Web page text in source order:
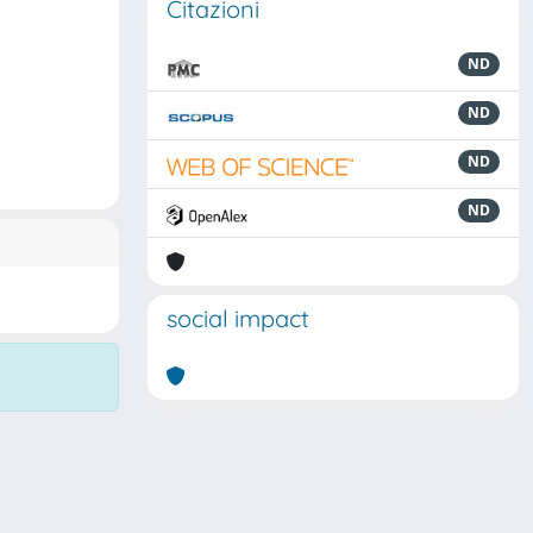
Citazioni
ND
ND
ND
ND
social impact